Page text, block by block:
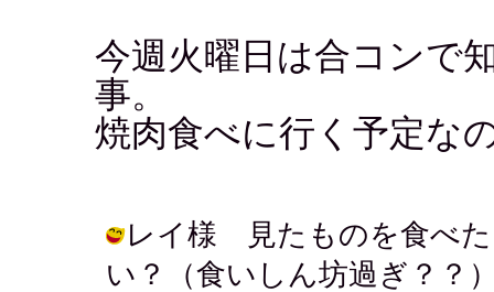
今週火曜日は合コンで
事。
焼肉食べに行く予定な
レイ様 見たものを食べ
い？（食いしん坊過ぎ？